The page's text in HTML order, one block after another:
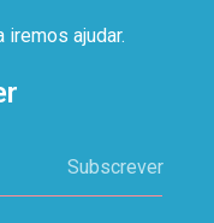
ajudar.
Subscrever